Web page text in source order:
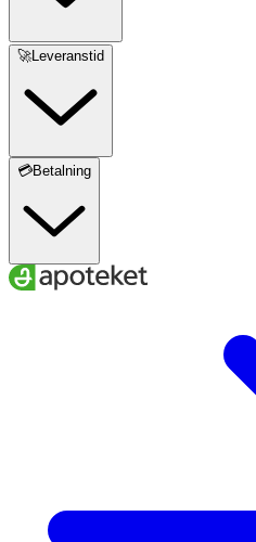
🚀Leveranstid
💳Betalning